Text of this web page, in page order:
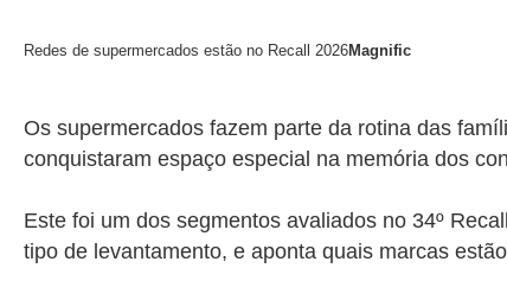
Redes de supermercados estão no Recall 2026Magnific
Os supermercados fazem parte da rotina das
conquistaram espaço especial na memória dos
Este foi um dos segmentos avaliados no 34º
tipo de levantamento, e aponta quais marcas